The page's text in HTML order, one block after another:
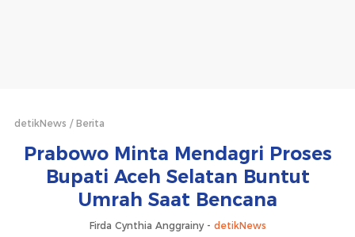
detikNews Berita
Prabowo Minta Mendagri Proses
Bupati Aceh Selatan Buntut
Umrah Saat Bencana
Firda Cynthia Anggrainy - detikNews